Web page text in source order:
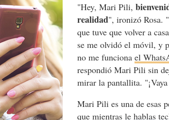
"Hey, Mari Pili,
realidad", ironizó Rosa.
que tuve que volver a
se me olvidó el móvil, y
no me funcionael
respondió Mari Pili sin
mirar la pantallita.
Mari Pili es una de esas
que mientrasle hablas